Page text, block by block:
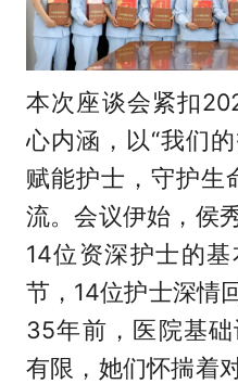
本次座谈会紧扣
心内涵，以“我们
赋能护士，守护生
流。会议伊始，侯
14位资深护士的
节，14位护士深情
35年前，医院基
有限，她们怀揣着